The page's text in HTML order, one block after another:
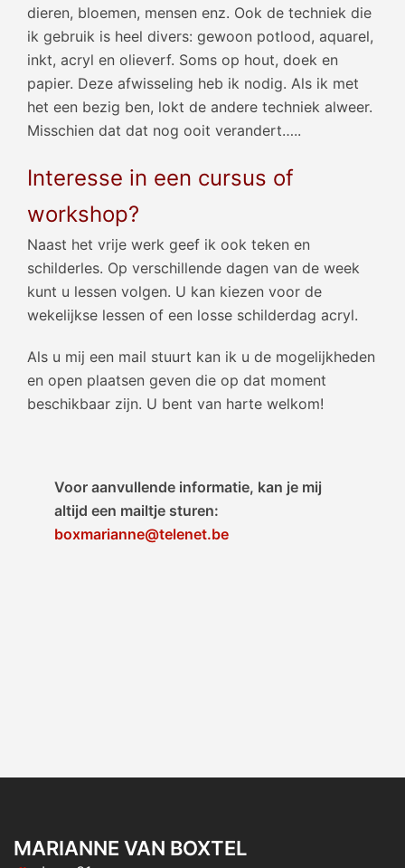
dieren, bloemen, mensen enz. Ook de techniek die
ik gebruik is heel divers: gewoon potlood, aquarel,
inkt, acryl en olieverf. Soms op hout, doek en
papier. Deze afwisseling heb ik nodig. Als ik met
het een bezig ben, lokt de andere techniek alweer.
Misschien dat dat nog ooit verandert…..
Interesse in een cursus of
workshop?
Naast het vrije werk geef ik ook teken en
schilderles. Op verschillende dagen van de week
kunt u lessen volgen. U kan kiezen voor de
wekelijkse lessen of een losse schilderdag acryl.
Als u mij een mail stuurt kan ik u de mogelijkheden
en open plaatsen geven die op dat moment
beschikbaar zijn. U bent van harte welkom!
Voor aanvullende informatie, kan je mij
altijd een mailtje sturen:
boxmarianne@telenet.be
MARIANNE VAN BOXTEL